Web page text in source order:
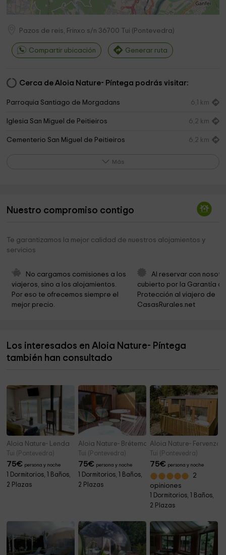
Pazos de reis, Frinxo s/n 36700 Tui ( Pontevedra)
Compartir ubicación Generar ruta
Cerca de Aloia Nature- Píntega podrás visitar:
Parroquia Santiago de Morgadans 6,1 km
Iglesia San Miguel de Peitieiros 6,2 km
Cementerio San Miguel de Peitieiros 6,2 km
Pazo da Mourisca 8,3 km
Parroquia de San Bieito
Cementerio
Concello de Gondomar
Parroquia de Santa María de Villaza 9,2 km
Capilla Santa Lucía
Más
Nuestro compromiso contigo
Te garantizamos la mejor calidad de nuestros alojamientos y
servicios
No cargamos comisiones a los
viajeros, sino a los alojamientos.
Por eso te ofrecemos siempre el
mejor precio.
Al reservar con
cubierto por la Garantía
Protección al viajero de
CasasRurales.net
Los interesados en Aloia Nature- Píntega
también han consultado
Aloia Nature- Lenda
Tui (Pontevedra)
75€ persona y noche
1 Dormitorios, 1 Baños,
2 Plazas
Aloia Nature- Brétema Suite
Tui (Pontevedra)
75€ persona y noche
1 Dormitorios, 1 Baños,
2 Plazas
Aloia Nature- Fervenza
Tui (Pontevedra)
75€ persona y noche
2
opiniones
1 Dormitorios, 1 Baños,
2 Plazas